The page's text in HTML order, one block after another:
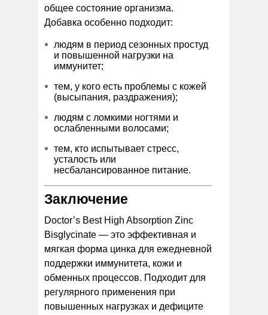
общее состояние организма.
Добавка особенно подходит:
людям в период сезонных простуд
и повышенной нагрузки на
иммунитет;
тем, у кого есть проблемы с кожей
(высыпания, раздражения);
людям с ломкими ногтями и
ослабленными волосами;
тем, кто испытывает стресс,
усталость или
несбалансированное питание.
Заключение
Doctor’s Best High Absorption Zinc
Bisglycinate — это эффективная и
мягкая форма цинка для ежедневной
поддержки иммунитета, кожи и
обменных процессов. Подходит для
регулярного применения при
повышенных нагрузках и дефиците